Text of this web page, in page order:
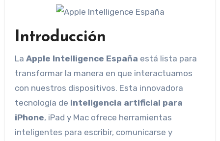
Introducción
La Apple Intelligence España está lista para
transformar la manera en que interactuamos
con nuestros dispositivos. Esta innovadora
tecnología de inteligencia artificial para
iPhone, iPad y Mac ofrece herramientas
inteligentes para escribir, comunicarse y